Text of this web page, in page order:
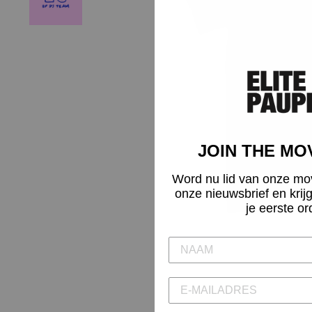
JOIN THE
Word nu lid van onze
onze nieuwsbrief en
je eerste